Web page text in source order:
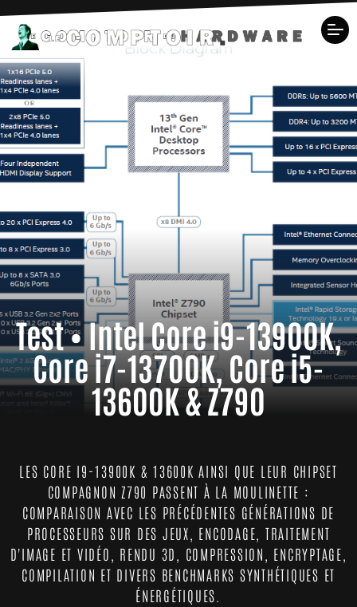
Test • Intel Core i9-13900K,
Core i7-13700K, Core i5-
13600K & Z790
LES CORE I9-13900K & 13600K AINSI QUE LEUR CHIPSET
COMPAGNON Z790 PASSENT À LA MOULINETTE :
COMPARAISON AVEC LES PRÉCÉDENTES GÉNÉRATIONS DE
PROCESSEURS SUR DES JEUX, ENCODAGE, TRAITEMENT
D'IMAGE ET VIDÉO, RENDU 3D, COMPRESSION, ENCRYPTAGE,
COMPILATION ET DIVERS BENCHMARKS SYNTHÉTIQUES ET
ÉNERGÉTIQUES.